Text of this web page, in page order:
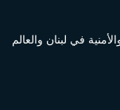
في لبنان والعالم